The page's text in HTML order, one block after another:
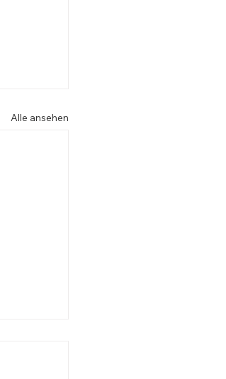
Alle ansehen